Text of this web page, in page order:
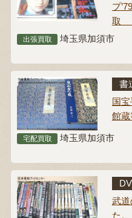
プ
取
出張買取 埼玉県加須市
書
国
館蔵
宅配買取 埼玉県加須市
武道
た。